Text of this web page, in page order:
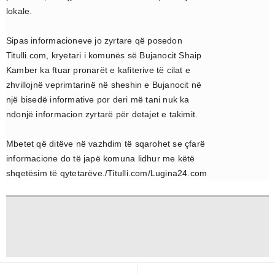
lokale.
Sipas informacioneve jo zyrtare që posedon
Titulli.com, kryetari i komunës së Bujanocit Shaip
Kamber ka ftuar pronarët e kafiterive të cilat e
zhvillojnë veprimtarinë në sheshin e Bujanocit në
një bisedë informative por deri më tani nuk ka
ndonjë informacion zyrtarë për detajet e takimit.
Mbetet që ditëve në vazhdim të sqarohet se çfarë
informacione do të japë komuna lidhur me këtë
shqetësim të qytetarëve./Titulli.com/Lugina24.com